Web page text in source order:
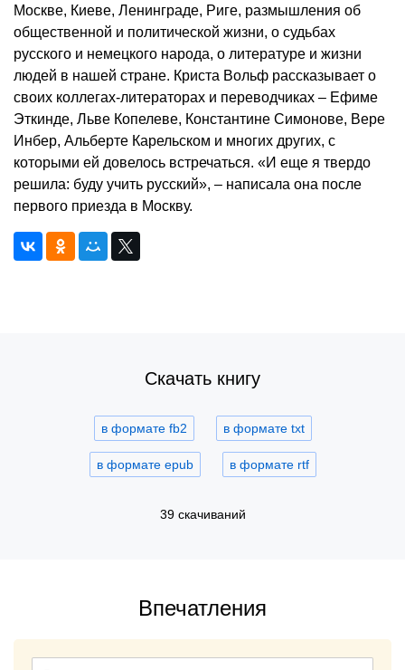
Москве, Киеве, Ленинграде, Риге, размышления об
общественной и политической жизни, о судьбах
русского и немецкого народа, о литературе и жизни
людей в нашей стране. Криста Вольф рассказывает о
своих коллегах-литераторах и переводчиках – Ефиме
Эткинде, Льве Копелеве, Константине Симонове, Вере
Инбер, Альберте Карельском и многих других, с
которыми ей довелось встречаться. «И еще я твердо
решила: буду учить русский», – написала она после
первого приезда в Москву.
Скачать книгу
в формате fb2 в формате txt
в формате epub в формате rtf
39 скачиваний
Впечатления